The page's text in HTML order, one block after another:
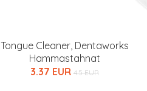
Tongue Cleaner, Dentaworks
Hammastahnat
3.37 EUR 4.5 EUR